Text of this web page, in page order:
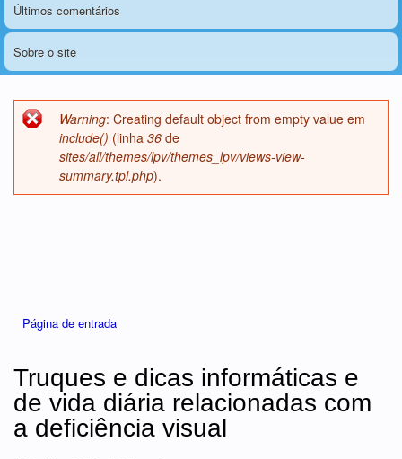
Últimos comentários
Sobre o site
Mensagem de erro
Warning: Creating default object from empty value em
include() (linha 36 de
sites/all/themes/lpv/themes_lpv/views-view-
summary.tpl.php).
Página de entrada
Truques e dicas informáticas e
de vida diária relacionadas com
a deficiência visual